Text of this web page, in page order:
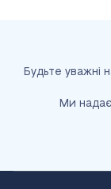
Будьте уважні
Ми